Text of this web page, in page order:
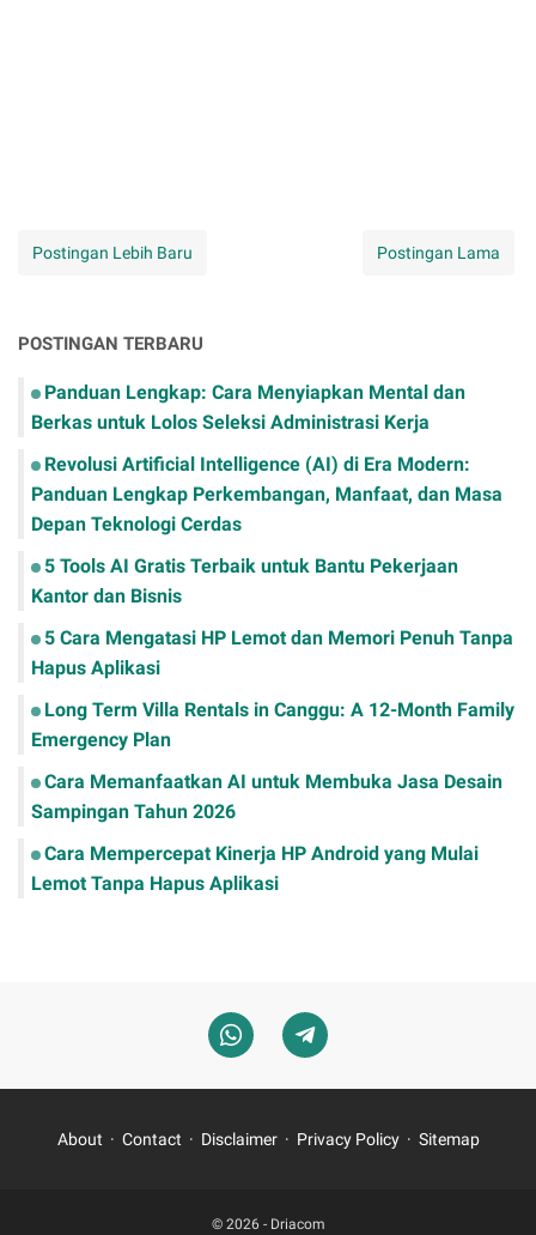
Postingan Lebih Baru Postingan Lama
POSTINGAN TERBARU
Panduan Lengkap: Cara Menyiapkan Mental dan
Berkas untuk Lolos Seleksi Administrasi Kerja
Revolusi Artificial Intelligence (AI) di Era Modern:
Panduan Lengkap Perkembangan, Manfaat, dan Masa
Depan Teknologi Cerdas
​5 Tools AI Gratis Terbaik untuk Bantu Pekerjaan
Kantor dan Bisnis
​5 Cara Mengatasi HP Lemot dan Memori Penuh Tanpa
Hapus Aplikasi
Long Term Villa Rentals in Canggu: A 12-Month Family
Emergency Plan
Cara Memanfaatkan AI untuk Membuka Jasa Desain
Sampingan Tahun 2026
Cara Mempercepat Kinerja HP Android yang Mulai
Lemot Tanpa Hapus Aplikasi
About Contact Disclaimer Privacy Policy Sitemap
© 2026 - Driacom